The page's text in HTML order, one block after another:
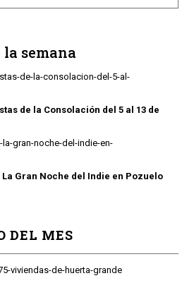
la semana
de la Consolación del 5 al 13 de
Gran Noche del Indie en Pozuelo
DEL MES